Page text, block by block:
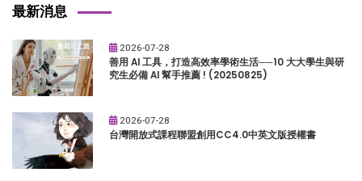
最新消息
2026-07-28
善用 AI 工具，打造高效率學術生活──10 大大學生與研
究生必備 AI 幫手推薦 ! (20250825)
2026-07-28
台灣開放式課程聯盟創用CC4.0中英文版授權書